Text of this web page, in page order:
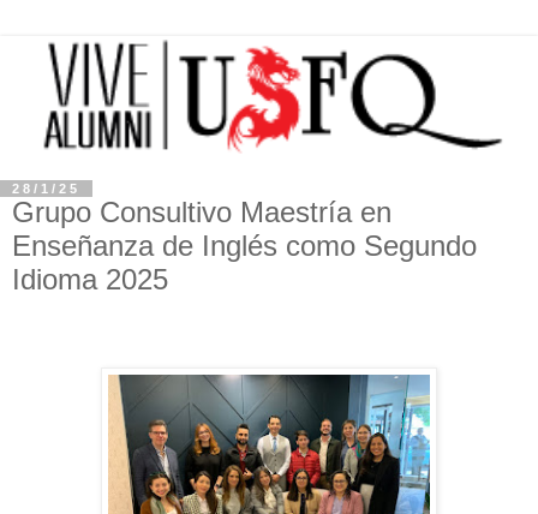
28/1/25
Grupo Consultivo Maestría en
Enseñanza de Inglés como Segundo
Idioma 2025